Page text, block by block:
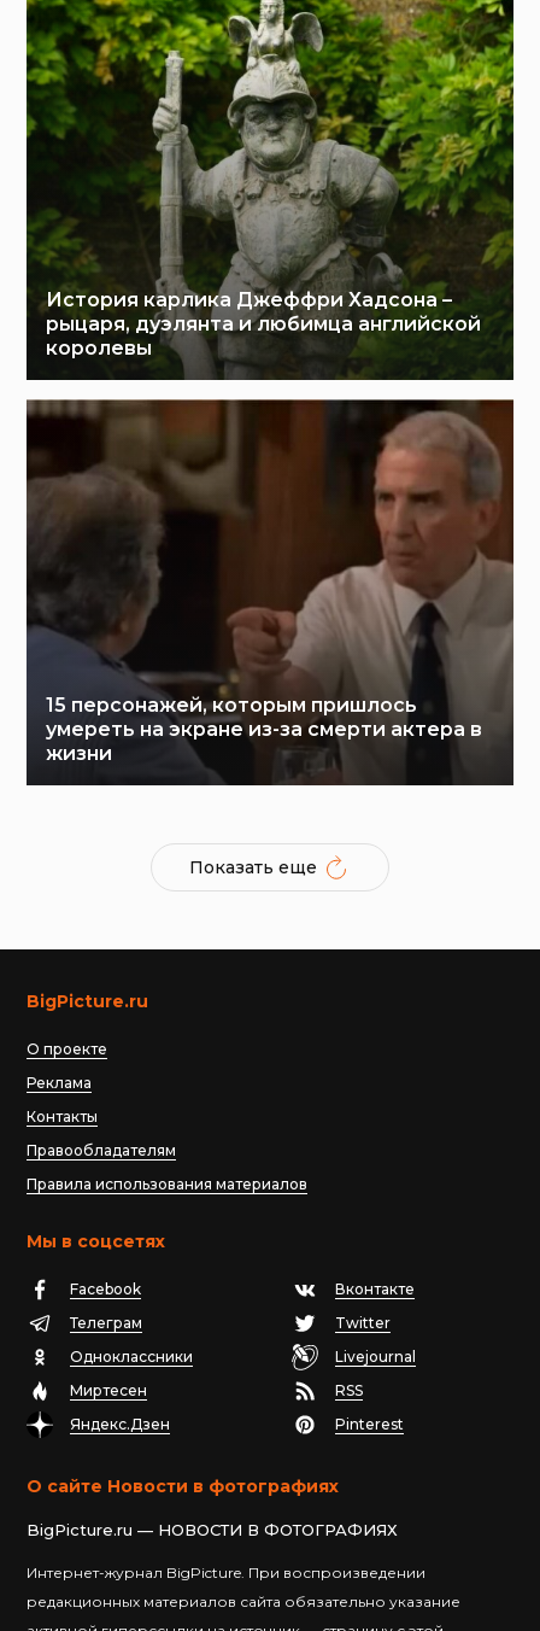
История карлика Джеффри Хадсона –
рыцаря, дуэлянта и любимца английской
королевы
15 персонажей, которым пришлось
умереть на экране из-за смерти актера в
жизни
Показать еще
BigPicture.ru
О проекте
Реклама
Контакты
Правообладателям
Правила использования материалов
Мы в соцсетях
Facebook
Вконтакте
Телеграм
Twitter
Одноклассники
Livejournal
Миртесен
RSS
Яндекс.Дзен
Pinterest
О сайте Новости в фотографиях
BigPicture.ru — НОВОСТИ В ФОТОГРАФИЯХ
Интернет-журнал BigPicture. При воспроизведении
редакционных материалов сайта обязательно указание